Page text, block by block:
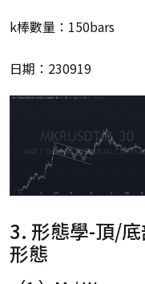
k棒數量：150bars
日期：230919
3. 形態學-頂/
形態